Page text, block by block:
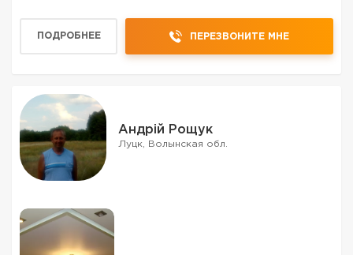
ПОДРОБНЕЕ ПЕРЕЗВОНИТЕ МНЕ
Андрій Рощук
Луцк, Волынская обл.